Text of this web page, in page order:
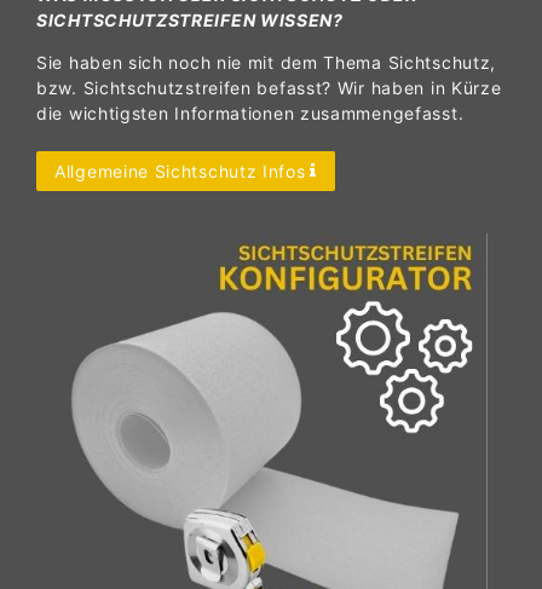
SICHTSCHUTZSTREIFEN WISSEN?
Sie haben sich noch nie mit dem Thema Sichtschutz,
bzw. Sichtschutzstreifen befasst? Wir haben in Kürze
die wichtigsten Informationen zusammengefasst.
Allgemeine Sichtschutz Infos